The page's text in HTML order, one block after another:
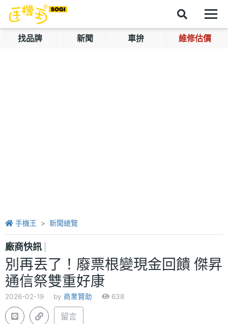
找品牌 新聞 車拚 維修估價
手機王 新聞總覽
廠商快訊
別再丟了！廢票根變現金回饋 傑昇
通信祭雙重好康
2026-02-19 by 商業贊助 638
留言